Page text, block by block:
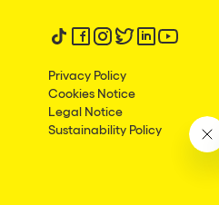
Follow us on tiktok
Follow us on facebook
Follow us on
Follow us on
Follow us on
Follow
Privacy Policy
Cookies Notice
Legal Notice
Sustainability Policy